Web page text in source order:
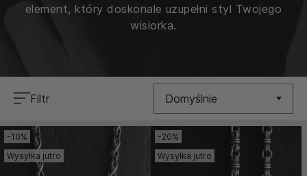
element, który doskonale uzupełni styl Twojego
wisiorka.
Filtr Domyślnie
Nowość
Cena (Niska >
-10%
Wysyłka jutro
-20%
Wysyłka jutro